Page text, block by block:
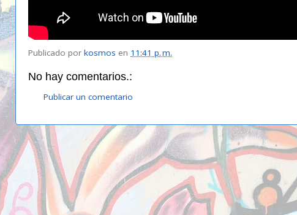
Publicado por kosmos en 11:41 p. m.
No hay comentarios.:
Publicar un comentario